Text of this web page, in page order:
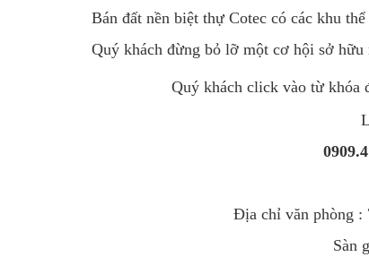
Bán đất nền biệt thự Cotec có các khu
Quý khách đừng bỏ lỡ một cơ hội sở
Quý khách click vào từ
Địa chỉ văn phòng :
Sàn